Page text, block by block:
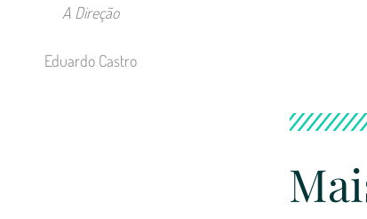
A Direção
Eduardo Castro